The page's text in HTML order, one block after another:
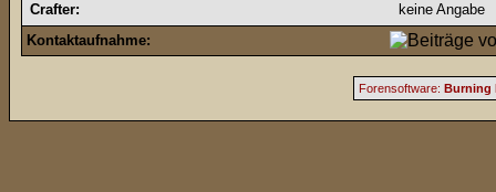
Crafter:
keine Angabe
Kontaktaufnahme:
Forensoftware: Burning